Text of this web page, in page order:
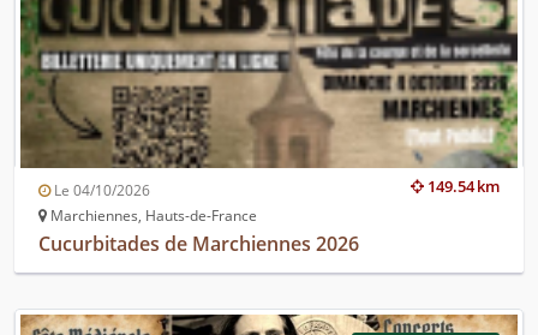
149.54 km
Le 04/10/2026
Marchiennes, Hauts-de-France
Cucurbitades de Marchiennes 2026